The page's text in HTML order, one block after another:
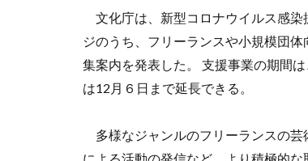
文化庁は、新型コロナウイルス感染
ジのうち、フリーランスや小規模団
集案内を発表した。 支援事業の期間
は12月６日まで延長できる。
多様なジャンルのフリーランスの芸